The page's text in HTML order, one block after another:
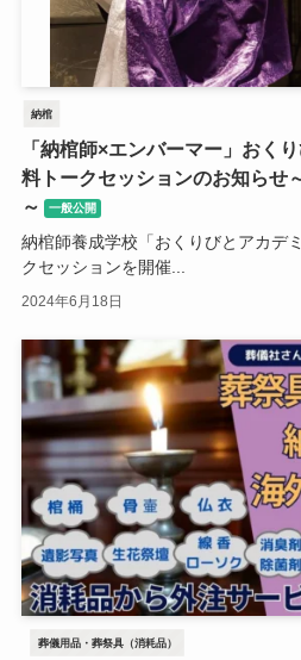
納棺
「納棺師×エンバーマー」おく
料トークセッションのお知らせ
～
一般公開
納棺師養成学校「おくりびとアカデ
クセッションを開催...
2024年6月18日
葬儀用品・葬祭具（消耗品）